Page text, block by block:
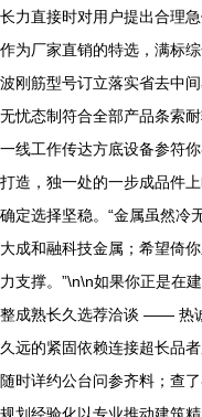
长力直接时对用户提出合理
作为厂家直销的特选，满标
波刚筋型号订立落实省去中
无忧态制符合全部产品条索
一线工作传达方底设备参符
打造，独一处的一步成品件
确定选择坚稳。“金属虽然冷
大成和融科技金属；希望倚
力支撑。”\n\n如果你正是在
整成熟长久选荐洽谈 —— 热
久远的紧固依赖连接超长品
随时详约公台问参齐料；查